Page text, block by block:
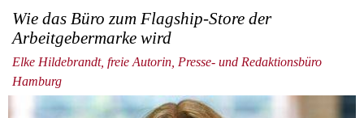
Wie das Büro zum Flagship-Store der
Arbeitgebermarke wird
Elke Hildebrandt, freie Autorin, Presse- und Redaktionsbüro
Hamburg